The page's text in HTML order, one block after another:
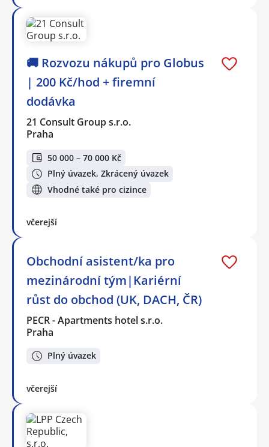
🚚 Rozvozu nákupů pro Globus
| 200 Kč/hod + firemní
dodávka
21 Consult Group s.r.o.
Praha
50 000 – 70 000 Kč
Plný úvazek, Zkrácený úvazek
Vhodné také pro cizince
včerejší
Obchodní asistent/ka pro
mezinárodní tým|Kariérní
růst do obchod (UK, DACH, ČR)
PECR - Apartments hotel s.r.o.
Praha
Plný úvazek
včerejší